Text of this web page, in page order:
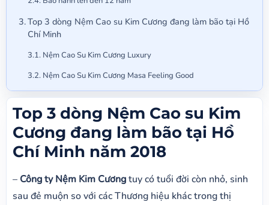
Top 3 dòng Nệm Cao su Kim Cương đang làm bão tại Hồ
Chí Minh
Nệm Cao Su Kim Cương Luxury
Nệm Cao Su Kim Cương Masa Feeling Good
Top 3 dòng Nệm Cao su Kim
Cương đang làm bão tại Hồ
Chí Minh năm 2018
– Công ty Nệm Kim Cươngtuy có tuổi đời còn nhỏ, sinh
sau đẻ muộn so với các Thương hiệu khác trong thị